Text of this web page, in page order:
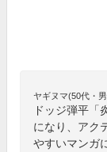
ヤギヌマ(50代・
ドッジ弾平「
になり、アク
やすいマンガ